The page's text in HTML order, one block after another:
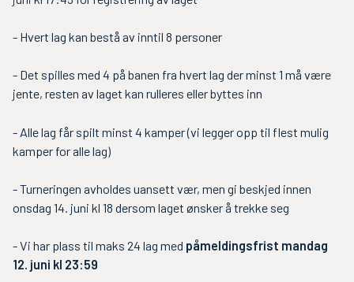
- Hvert lag kan bestå av inntil 8 personer
- Det spilles med 4 på banen fra hvert lag der minst 1 må være
jente, resten av laget kan rulleres eller byttes inn
- Alle lag får spilt minst 4 kamper (vi legger opp til flest mulig
kamper for alle lag)
- Turneringen avholdes uansett vær, men gi beskjed innen
onsdag 14. juni kl 18 dersom laget ønsker å trekke seg
- Vi har plass til maks 24 lag med påmeldingsfrist mandag
12. juni kl 23:59